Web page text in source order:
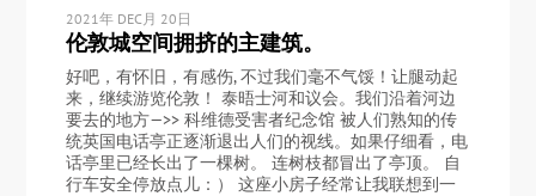
2021年 DEC月 20日
伦敦城空间拥挤的主建筑。
好吧，有怀旧，有感伤, 不过我们毫不气馁！让腿动起
来，继续游览伦敦！ 泰晤士河和议会。我们沿着河边
要去的地方—>> 科维德受害者纪念馆 被人们熟知的传
统英国电话亭正逐渐退出人们的视线。如果仔细看，电
话亭里已经长出了一棵树。 连树枝都冒出了亭顶。 自
行车安全停放点儿：） 这座小房子经常让我联想到一